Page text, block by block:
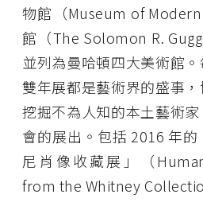
物館（Museum of
館（The Solomon R.
並列為曼哈頓四大美術館
雙年展都是藝術界的盛事
挖掘不為人知的本土藝術
會的展出。包括 2016 年
尼肖像收藏展」（
from the Whitney